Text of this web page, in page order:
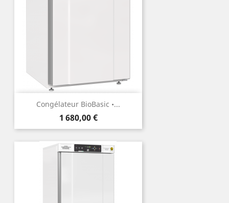
Congélateur BioBasic •...
Prix
1 680,00 €